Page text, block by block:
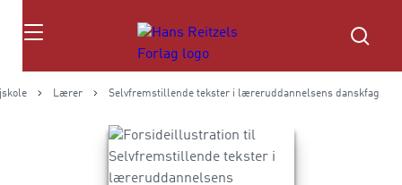
Søg
Lærer Selvfremstillende tekster i læreruddannelsens danskfag